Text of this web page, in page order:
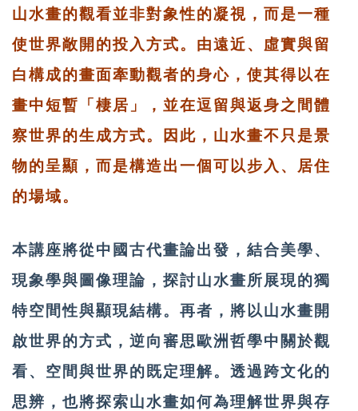
山水畫的觀看並非對象性的凝視，而是一種
使世界敞開的投入方式。由遠近、虛實與留
白構成的畫面牽動觀者的身心，使其得以在
畫中短暫「棲居」，並在逗留與返身之間體
察世界的生成方式。因此，山水畫不只是景
物的呈顯，而是構造出一個可以步入、居住
的場域。
本講座將從中國古代畫論出發，結合美學、
現象學與圖像理論，探討山水畫所展現的獨
特空間性與顯現結構。再者，將以山水畫開
啟世界的方式，逆向審思歐洲哲學中關於觀
看、空間與世界的既定理解。透過跨文化的
思辨，也將探索山水畫如何為理解世界與存